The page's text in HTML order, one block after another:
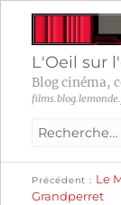
L'Oeil sur
Blog cinéma,
Recherche
:
Précédent
Le
Grandperret